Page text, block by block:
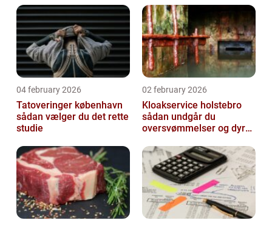
04 february 2026
Tatoveringer københavn
sådan vælger du det rette
studie
02 february 2026
Kloakservice holstebro
sådan undgår du
oversvømmelser og dyre